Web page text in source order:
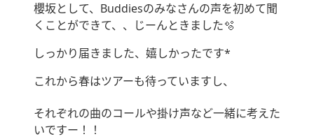
櫻坂として、Buddiesのみなさんの声を初めて聞
くことができて、、じーんときました🫧
しっかり届きました、嬉しかったです*
これから春はツアーも待っていますし、
それぞれの曲のコールや掛け声など一緒に考えた
いですー！！